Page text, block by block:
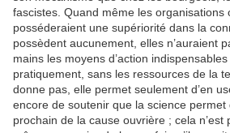
fascistes. Quand même les organisations
posséderaient une supériorité dans la
possèdent aucunement, elles n’auraient
mains les moyens d’action indispensables
pratiquement, sans les ressources de la
donne pas, elle permet seulement d’en
encore de soutenir que la science
prochain de la cause ouvrière ; cela n’est